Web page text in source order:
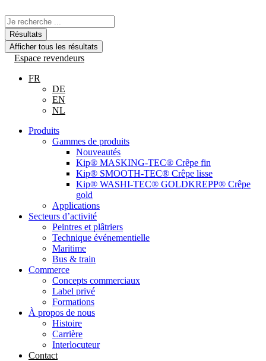
au
contenu
Recherche
...Résultats
Afficher tous les résultats
Espace revendeurs
FR
DE
EN
NL
Produits
Gammes de produits
Nouveautés
Kip® MASKING-TEC® Crêpe fin
Kip® SMOOTH-TEC® Crêpe lisse
Kip® WASHI-TEC® GOLDKREPP® Crêpe
gold
Applications
Secteurs d’activité
Peintres et plâtriers
Technique événementielle
Maritime
Bus & train
Commerce
Concepts commerciaux
Label privé
Formations
À propos de nous
Histoire
Carrière
Interlocuteur
Contact